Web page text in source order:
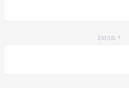
EMAIL *